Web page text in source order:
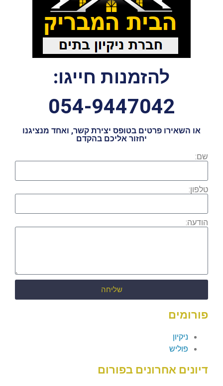
להזמנות חייגו:
054-9447042
או השאירו פרטים בטופס יצירת קשר, ואחד מנציגנו
יחזור אליכם בהקדם
שם:
טלפון:
הודעה:
שליחה
פורומים
ניקיון
פוליש
דיונים אחרונים בפורום